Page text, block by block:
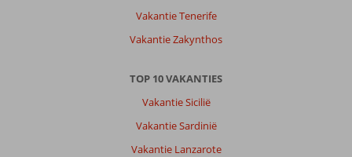
Vakantie Tenerife
Vakantie Zakynthos
TOP 10 VAKANTIES
Vakantie Sicilië
Vakantie Sardinië
Vakantie Lanzarote